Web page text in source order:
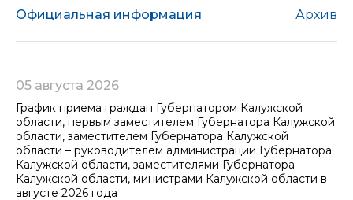
Официальная информация Архив
05 августа 2026
График приема граждан Губернатором Калужской
области, первым заместителем Губернатора Калужской
области, заместителем Губернатора Калужской
области – руководителем администрации Губернатора
Калужской области, заместителями Губернатора
Калужской области, министрами Калужской области в
августе 2026 года